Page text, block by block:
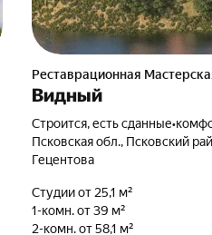
Реставрационная
Видный
Строится, есть сданные•
Псковская обл., Псковский
Гецентова
Студии от 25,1 м²
1-комн. от 39 м²
2-комн. от 58,1 м²